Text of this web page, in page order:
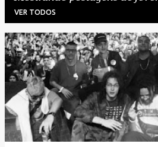
VER TODOS
P
o
s
t
a
g